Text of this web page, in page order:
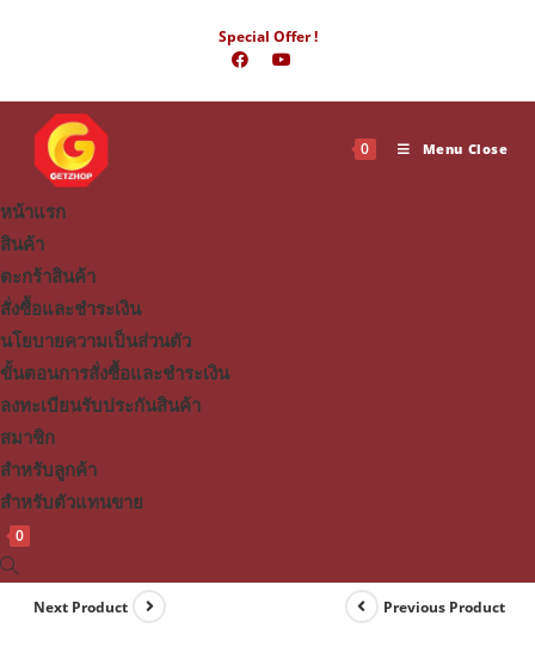
Special Offer !
0 Menu Close
หน้าแรก
สินค้า
ตะกร้าสินค้า
สั่งซื้อและชำระเงิน
นโยบายความเป็นส่วนตัว
ขั้นตอนการสั่งซื้อและชำระเงิน
ลงทะเบียนรับประกันสินค้า
สมาชิก
สำหรับลูกค้า
สำหรับตัวแทนขาย
0
Toggle
website
Previous Product
Next Product